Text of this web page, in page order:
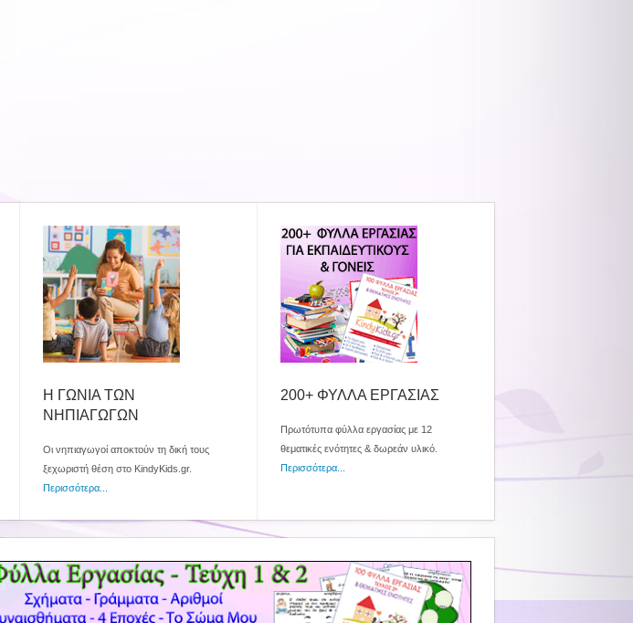
Η ΓΩΝΙΑ ΤΩΝ
ΝΗΠΙΑΓΩΓΩΝ
Οι νηπιαγωγοί αποκτούν τη δική τους
ξεχωριστή θέση στο KindyKids.gr.
Περισσότερα...
200+ ΦΥΛΛΑ ΕΡΓΑΣΙΑΣ
Πρωτότυπα φύλλα εργασίας με 12
θεματικές ενότητες & δωρεάν υλικό.
Περισσότερα...